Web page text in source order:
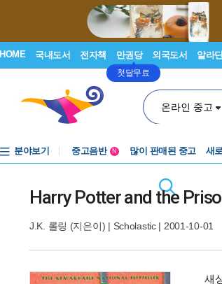
HOME 국내도서 전자책 만권당
첫달무료
외국도서 알라
온라인 중고
분야보기
중고음반
N 많이 판매된 중고 새
Harry Potter and the
J.K. 롤링 (지은이) | Scholastic| 2001-10-01
새